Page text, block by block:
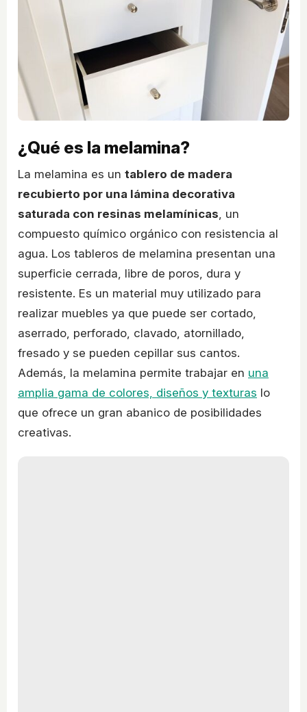
¿Qué es la melamina?
La melamina es un tablero de madera
recubierto por una lámina decorativa
saturada con resinas melamínicas, un
compuesto químico orgánico con resistencia al
agua. Los tableros de melamina presentan una
superficie cerrada, libre de poros, dura y
resistente. Es un material muy utilizado para
realizar muebles ya que puede ser cortado,
aserrado, perforado, clavado, atornillado,
fresado y se pueden cepillar sus cantos.
Además, la melamina permite trabajar en una
amplia gama de colores, diseños y texturas lo
que ofrece un gran abanico de posibilidades
creativas.